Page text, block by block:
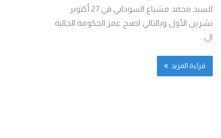
للسيد محمد مشياع السوداني في 27 أكتوبر
تشرين الأول وبالتالي اصبح عمر الحكومة الحالية
ال...
قراءة المزيد